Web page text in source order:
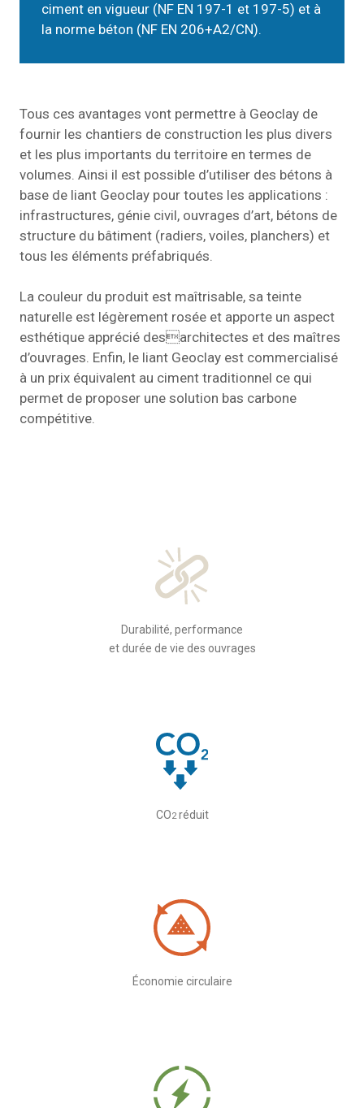
ciment en vigueur (NF EN 197-1 et 197-5) et à
la norme béton (NF EN 206+A2/CN).
Tous ces avantages vont permettre à Geoclay de
fournir les chantiers de construction les plus divers
et les plus importants du territoire en termes de
volumes. Ainsi il est possible d’utiliser des bétons à
base de liant Geoclay pour toutes les applications :
infrastructures, génie civil, ouvrages d’art, bétons de
structure du bâtiment (radiers, voiles, planchers) et
tous les éléments préfabriqués.
La couleur du produit est maîtrisable, sa teinte
naturelle est légèrement rosée et apporte un aspect
esthétique apprécié desarchitectes et des maîtres
d’ouvrages. Enfin, le liant Geoclay est commercialisé
à un prix équivalent au ciment traditionnel ce qui
permet de proposer une solution bas carbone
compétitive.
Durabilité, performance
et durée de vie des ouvrages
CO2réduit
Économie circulaire